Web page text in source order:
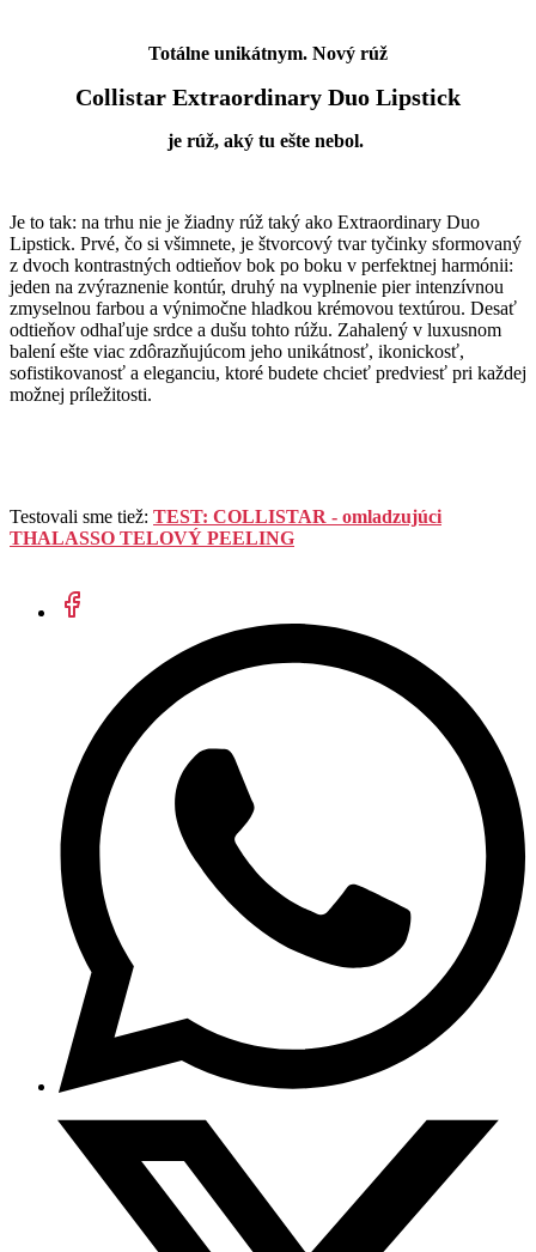
Totálne unikátnym. Nový rúž
Collistar Extraordinary Duo Lipstick
je rúž, aký tu ešte nebol.
Je to tak: na trhu nie je žiadny rúž taký ako Extraordinary Duo
Lipstick. Prvé, čo si všimnete, je štvorcový tvar tyčinky sformovaný
z dvoch kontrastných odtieňov bok po boku v perfektnej harmónii:
jeden na zvýraznenie kontúr, druhý na vyplnenie pier intenzívnou
zmyselnou farbou a výnimočne hladkou krémovou textúrou. Desať
odtieňov odhaľuje srdce a dušu tohto rúžu. Zahalený v luxusnom
balení ešte viac zdôrazňujúcom jeho unikátnosť, ikonickosť,
sofistikovanosť a eleganciu, ktoré budete chcieť predviesť pri každej
možnej príležitosti.
Testovali sme tiež: TEST: COLLISTAR - omladzujúci
THALASSO TELOVÝ PEELING